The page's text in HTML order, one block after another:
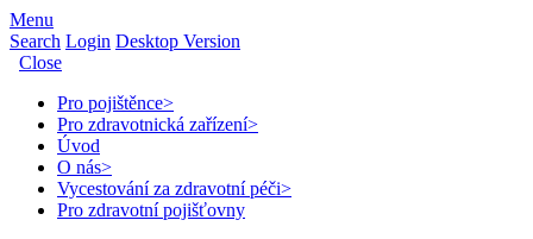
Menu
Search Login Desktop Version
Close
Pro pojištěnce>
Pro zdravotnická zařízení>
Úvod
O nás>
Vycestování za zdravotní péči>
Pro zdravotní pojišťovny